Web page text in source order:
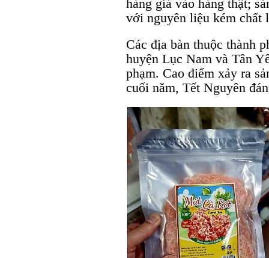
hàng giả vào hàng thật;
với nguyên liệu kém chất
Các địa bàn thuộc thành
huyện Lục Nam và Tân
phạm. Cao điểm xảy ra
cuối năm, Tết Nguyên